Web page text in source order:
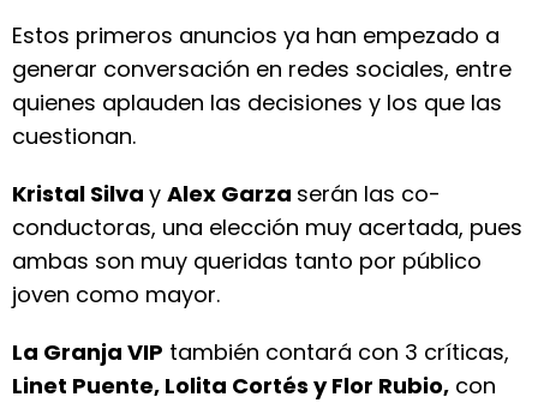
Estos primeros anuncios ya han empezado a
generar conversación en redes sociales, entre
quienes aplauden las decisiones y los que las
cuestionan.
Kristal Silva y Alex Garza serán las co-
conductoras, una elección muy acertada, pues
ambas son muy queridas tanto por público
joven como mayor.
La Granja VIP también contará con 3 críticas,
Linet Puente, Lolita Cortés y Flor Rubio, con